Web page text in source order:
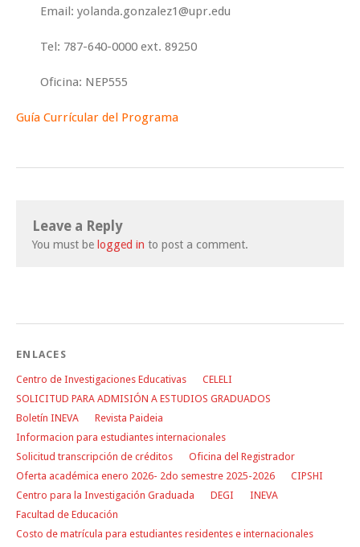
Email: yolanda.gonzalez1@upr.edu
Tel: 787-640-0000 ext. 89250
Oficina: NEP555
Guía Currícular del Programa
Leave a Reply
You must be logged in to post a comment.
ENLACES
Centro de Investigaciones Educativas
CELELI
SOLICITUD PARA ADMISIÓN A ESTUDIOS GRADUADOS
Boletín INEVA
Revista Paideia
Informacion para estudiantes internacionales
Solicitud transcripción de créditos
Oficina del Registrador
Oferta académica enero 2026- 2do semestre 2025-2026
CIPSHI
Centro para la Investigación Graduada
DEGI
INEVA
Facultad de Educación
Costo de matrícula para estudiantes residentes e internacionales